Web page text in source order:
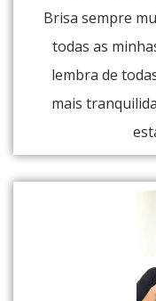
Brisa sempre
todas as
lembra de
mais